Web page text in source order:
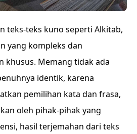
teks-teks kuno seperti Alkitab,
yang kompleks dan
khusus. Memang tidak ada
identik, karena
pemilihan kata dan frasa,
oleh pihak-pihak yang
hasil terjemahan dari teks